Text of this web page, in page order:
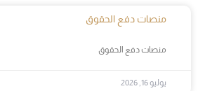
منصات دفع الحقوق
منصات دفع الحقوق
يوليو 16, 2026